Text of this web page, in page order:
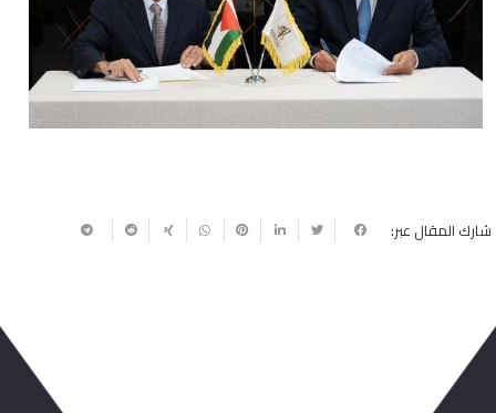
Previous
Next
شارك المقال عبر: